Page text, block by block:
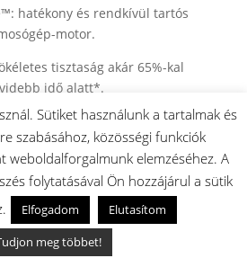
hatékony és rendkívül tartós
motor.
tisztaság akár 65%-kal
idő alatt*.
gyengéd, ugyanakkor hatékony
köszönhetően.
elöltöltős mosógép beépítési
utmutató
mosógép termékinformációs
adatlap
Sütiket használunk a tartalmak és
szabásához, közösségi funkciók
weboldalforgalmunk elemzéséhez. A
folytatásával Ön hozzájárul a sütik
Elfogadom
Elutasítom
meg többet!